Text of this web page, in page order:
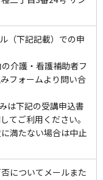
（下記記載）での申
介護・看護補助者フ
フォームより問い合
は下記の受講申込書
てご利用ください。
満たない場合は中止
についてメールまた